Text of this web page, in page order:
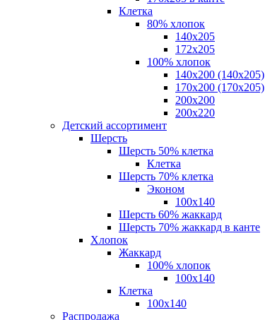
Клетка
80% хлопок
140x205
172х205
100% хлопок
140x200 (140х205)
170x200 (170х205)
200х200
200х220
Детский ассортимент
Шерсть
Шерсть 50% клетка
Клетка
Шерсть 70% клетка
Эконом
100x140
Шерсть 60% жаккард
Шерсть 70% жаккард в канте
Хлопок
Жаккард
100% хлопок
100x140
Клетка
100х140
Распродажа